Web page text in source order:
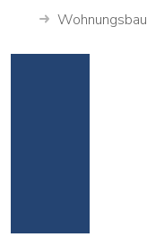
Wohnungsbau